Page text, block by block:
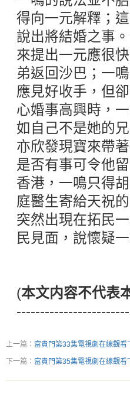
得向一元解釋；
說出將結婚之事
來提出一元應很
弟返回沙巴；一
應見好收手，但
心婚事高興時，
如自己不是她的
亦欣發現寶來帶
是否有事可令他
香港，一鳴只得
庭醫生寄給天祝
突然出現在拓民
民見面，說懷疑
(本文内容不代表
上一篇： 富貴門第33集電視劇在線觀看
下一篇： 富貴門第35集電視劇在線觀看